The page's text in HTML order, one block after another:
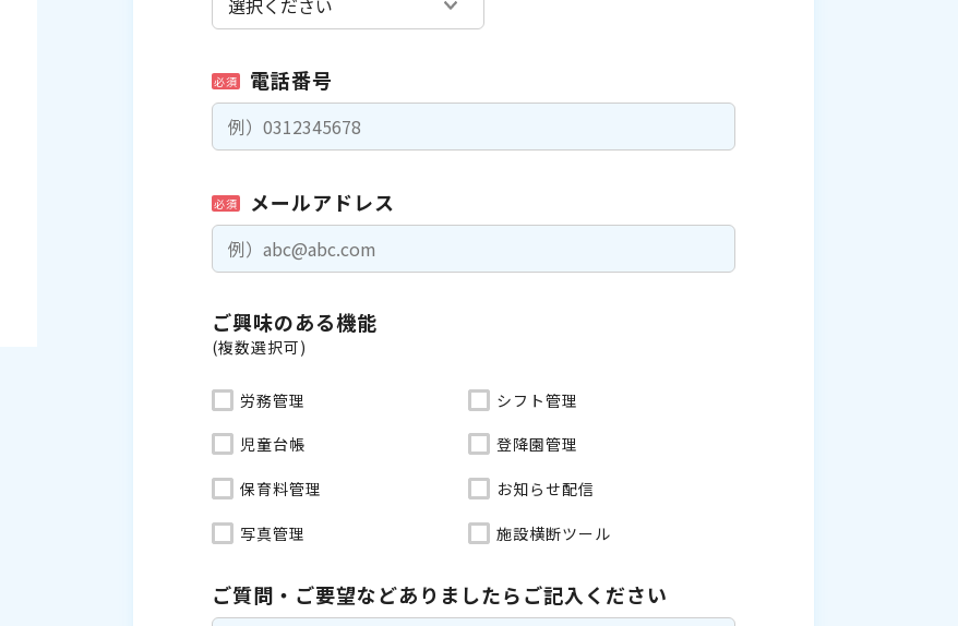
必須 電話番号
必須 メールアドレス
ご興味のある機能
(複数選択可)
労務管理 シフト管理
児童台帳 登降園管理
保育料管理 お知らせ配信
写真管理 施設横断ツール
ご質問・ご要望などありましたらご記入ください